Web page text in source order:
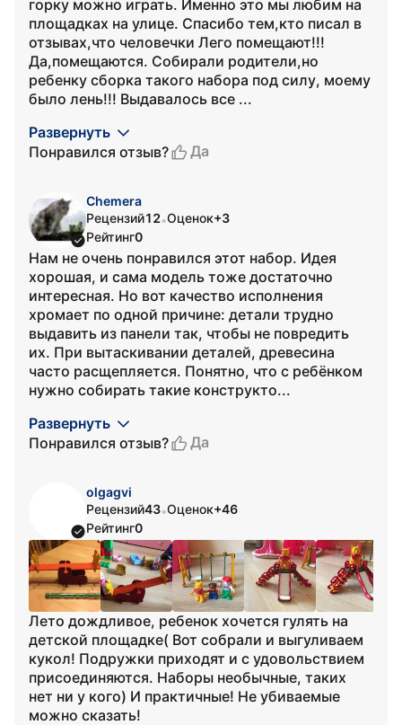
горку можно играть. Именно это мы любим на
площадках на улице. Спасибо тем,кто писал в
отзывах,что человечки Лего помещают!!!
Да,помещаются. Собирали родители,но
ребенку сборка такого набора под силу, моему
было лень!!! Выдавалось все ...
Развернуть
Понравился отзыв?
Да
Chemera
Рецензий12•Оценок+3
Рейтинг0
Нам не очень понравился этот набор. Идея
хорошая, и сама модель тоже достаточно
интересная. Но вот качество исполнения
хромает по одной причине: детали трудно
выдавить из панели так, чтобы не повредить
их. При вытаскивании деталей, древесина
часто расщепляется. Понятно, что с ребёнком
нужно собирать такие конструкто...
Развернуть
Понравился отзыв?
Да
olgagvi
Рецензий43•Оценок+46
Рейтинг0
Лето дождливое, ребенок хочется гулять на
детской площадке( Вот собрали и выгуливаем
кукол! Подружки приходят и с удовольствием
присоединяются. Наборы необычные, таких
нет ни у кого) И практичные! Не убиваемые
можно сказать!